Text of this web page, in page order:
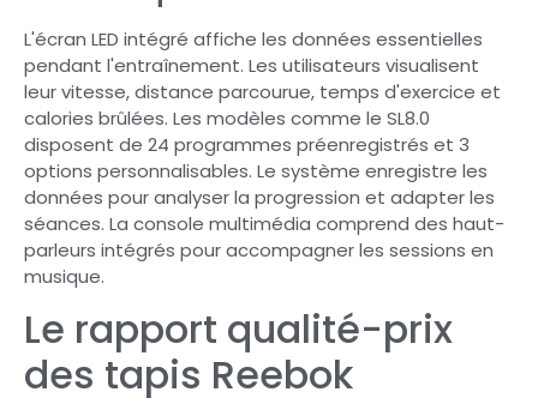
L'écran LED intégré affiche les données essentielles
pendant l'entraînement. Les utilisateurs visualisent
leur vitesse, distance parcourue, temps d'exercice et
calories brûlées. Les modèles comme le SL8.0
disposent de 24 programmes préenregistrés et 3
options personnalisables. Le système enregistre les
données pour analyser la progression et adapter les
séances. La console multimédia comprend des haut-
parleurs intégrés pour accompagner les sessions en
musique.
Le rapport qualité-prix
des tapis Reebok